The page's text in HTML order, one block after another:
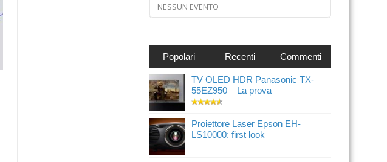
NESSUN EVENTO
Popolari Recenti Commenti
TV OLED HDR Panasonic TX-
55EZ950 – La prova
Proiettore Laser Epson EH-
LS10000: first look